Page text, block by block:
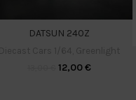
DATSUN 240Z
12,00€